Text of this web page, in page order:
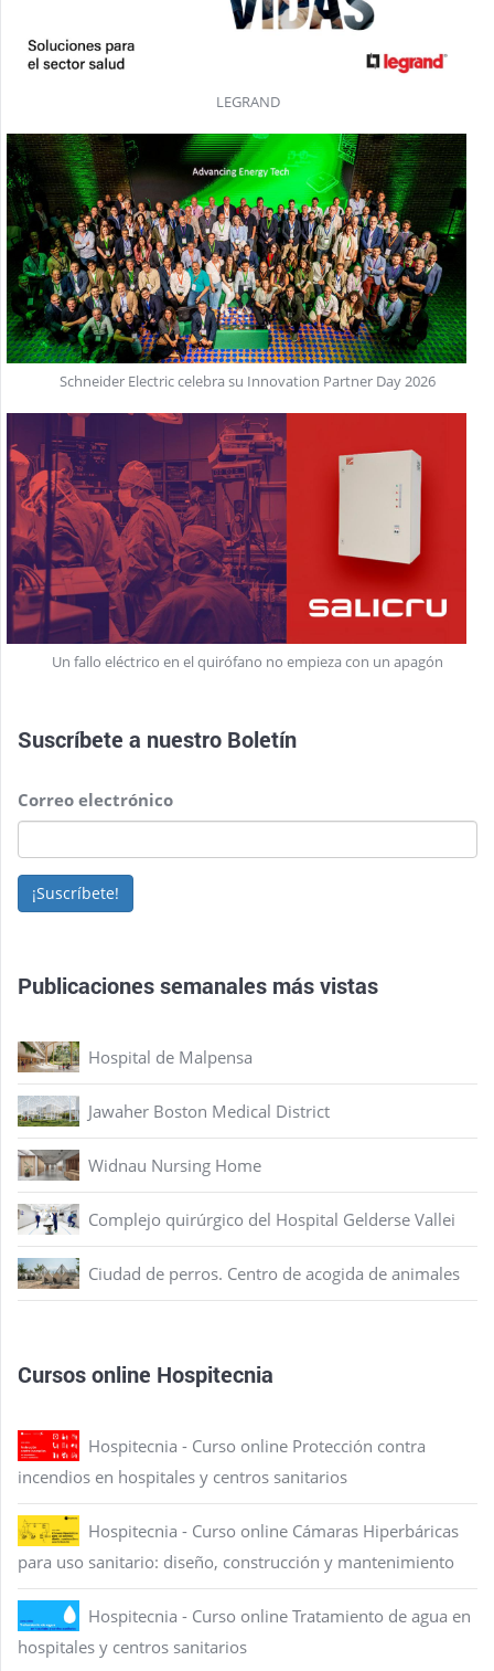
LEGRAND
Schneider Electric celebra su Innovation Partner Day 2026
Un fallo eléctrico en el quirófano no empieza con un apagón
Suscríbete a nuestro Boletín
Correo electrónico
¡Suscríbete!
Publicaciones semanales más vistas
Hospital de Malpensa
Jawaher Boston Medical District
Widnau Nursing Home
Complejo quirúrgico del Hospital Gelderse Vallei
Ciudad de perros. Centro de acogida de animales
Cursos online Hospitecnia
Hospitecnia - Curso online Protección contra
incendios en hospitales y centros sanitarios
Hospitecnia - Curso online Cámaras Hiperbáricas
para uso sanitario: diseño, construcción y mantenimiento
Hospitecnia - Curso online Tratamiento de agua en
hospitales y centros sanitarios